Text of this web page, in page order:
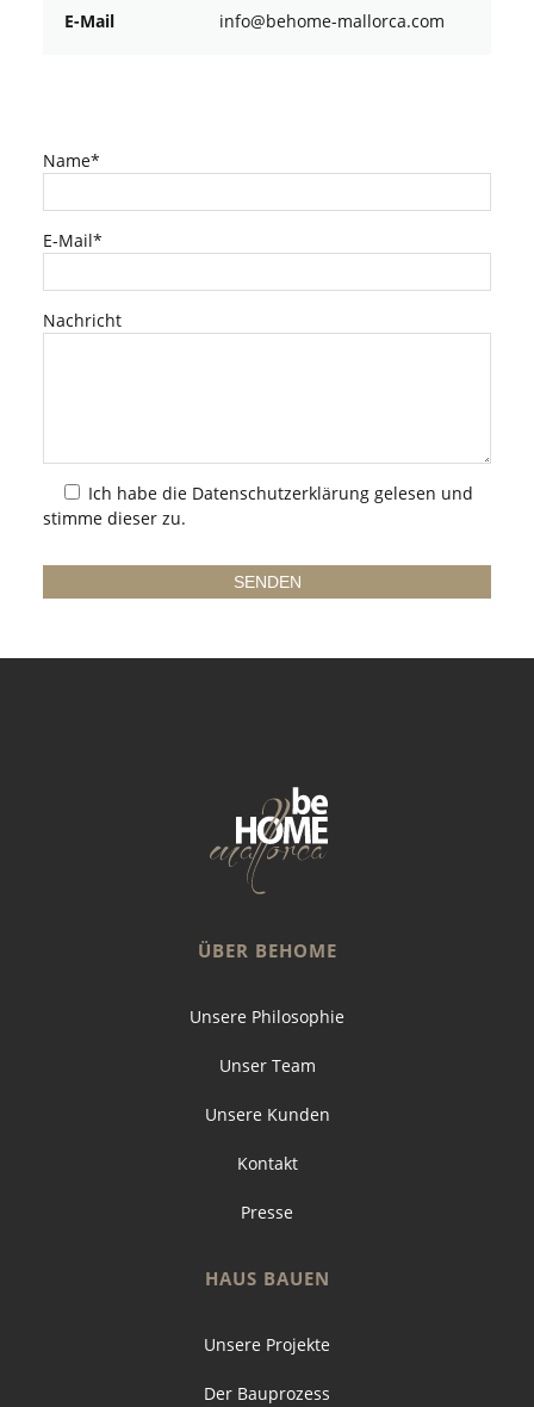
E-Mail moc.a
croll
am-em
oheb@
ofni
Name*
E-Mail*
Nachricht
Ich habe die Datenschutzerklärung gelesen und
stimme dieser zu.
ÜBER BEHOME
Unsere Philosophie
Unser Team
Unsere Kunden
Kontakt
Presse
HAUS BAUEN
Unsere Projekte
Der Bauprozess